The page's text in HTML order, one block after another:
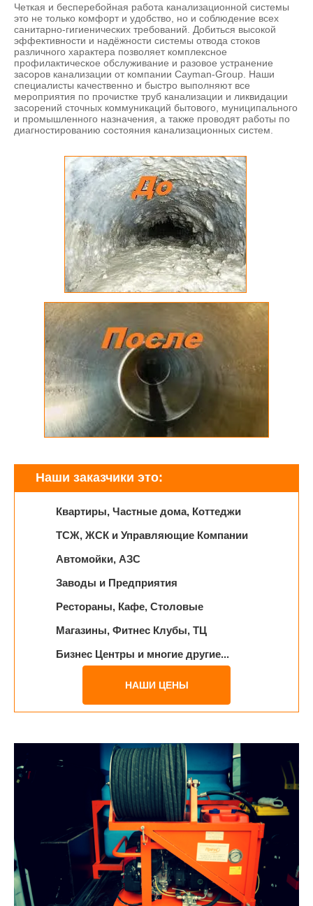
Четкая и бесперебойная работа канализационной системы
это не только комфорт и удобство, но и соблюдение всех
санитарно-гигиенических требований. Добиться высокой
эффективности и надёжности системы отвода стоков
различного характера позволяет комплексное
профилактическое обслуживание и разовое устранение
засоров канализации от компании Cayman-Group. Наши
специалисты качественно и быстро выполняют все
мероприятия по прочистке труб канализации и ликвидации
засорений сточных коммуникаций бытового, муниципального
и промышленного назначения, а также проводят работы по
диагностированию состояния канализационных систем.
Наши заказчики это:
Квартиры, Частные дома, Коттеджи
ТСЖ, ЖСК и Управляющие Компании
Автомойки, АЗС
Заводы и Предприятия
Рестораны, Кафе, Столовые
Магазины, Фитнес Клубы, ТЦ
Бизнес Центры и многие другие...
НАШИ ЦЕНЫ